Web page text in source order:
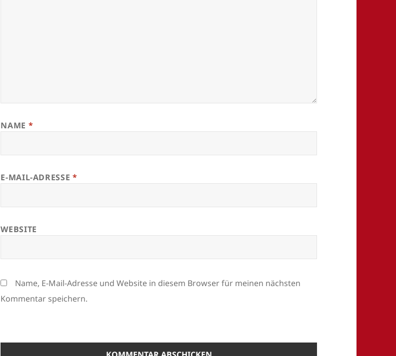
NAME *
E-MAIL-ADRESSE *
WEBSITE
Name, E-Mail-Adresse und Website in diesem Browser für meinen nächsten
Kommentar speichern.